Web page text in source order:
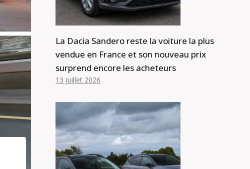
La Dacia Sandero reste la voiture la plus
vendue en France et son nouveau prix
surprend encore les acheteurs
13 juillet 2026